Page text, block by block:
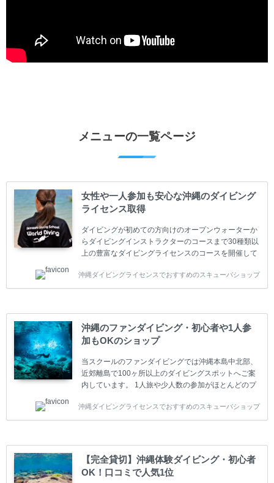
メニューの一覧ページ
女性や一人参加も安心な沖縄のダイビング
ライセンス取得
ダイビングが初めての方向けのオープンウォーターか
らダイビングインストラクターのコースまで30種類以
上の豊富なダイビングライセンスのコースを開催して
(TEC)のコースもご用意しています。 当スクールを受
講するお客様は一人参加などの少人数のご参加が最も
は年間を通じてキャンペーンを行っています。 ベーシ
ックダイバー(Cカード) 1日間+eラーニング 最安値キ
ャンペーン ￥22800(税込) ￥16800(税込) 器材 / 送
迎 / 保険 / 全て込み ダイビング...
沖縄ダイビングライセンスでおすすめのスキューバショップ
沖縄のファンダイビング・初心者や1人参
加もOKのショップ
当スクールのファンダイビングでは沖縄本島中北部、
近郊離島で100ヶ所以上のダイビングスポットへご案
内しています。 1人旅や少人数の参加がほとんどのプ
の方も安心して楽しめるようにリフレッシュダイビン
グコースもご用意しています。お1人様も初心者の方
ーター様はファンダイビングの全てのコース費が
10%OFF、フル器材レンタルが50%OFFになります。
沖縄本島周辺ビーチ・ファンダイビング ￥13800(税
沖縄ダイビングライセンスでおすすめのスキューバショップ
【完全貸切】沖縄体験ダイビング・初心者
OK！口コミで人気1位